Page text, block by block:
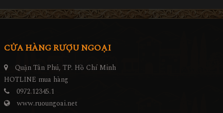
CỬA HÀNG RƯỢU NGOẠI
Quận Tân Phú, TP. Hồ Chí Minh
HOTLINE mua hàng
0972.12345.1
www.ruoungoai.net